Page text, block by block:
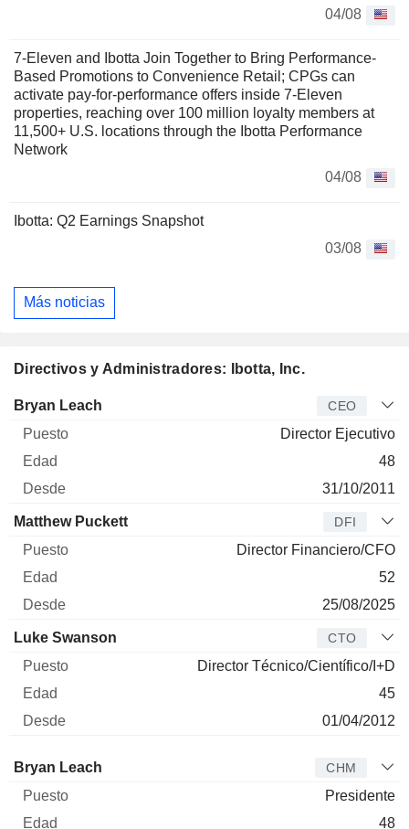
04/08
7-Eleven and Ibotta Join Together to Bring Performance-
Based Promotions to Convenience Retail; CPGs can
activate pay-for-performance offers inside 7-Eleven
properties, reaching over 100 million loyalty members at
11,500+ U.S. locations through the Ibotta Performance
Network
04/08
Ibotta: Q2 Earnings Snapshot
03/08
Más noticias
Directivos y Administradores: Ibotta, Inc.
Director Puesto
Bryan Leach CEO
Director Ejecutivo
48
31/10/2011
Matthew Puckett DFI
Director Financiero/CFO
52
25/08/2025
Luke Swanson CTO
Director Técnico/Científico/I+D
45
01/04/2012
Administrador
Bryan Leach CHM
Presidente
48